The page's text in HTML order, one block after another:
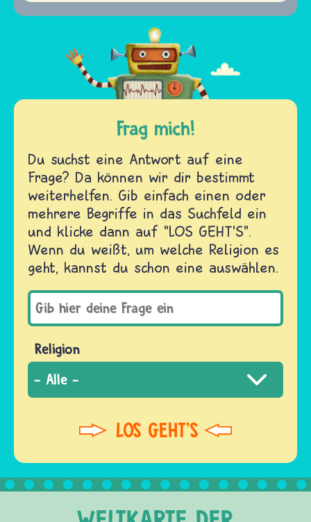
Frag mich!
Du suchst eine Antwort auf eine
Frage? Da können wir dir bestimmt
weiterhelfen. Gib einfach einen oder
mehrere Begriffe in das Suchfeld ein
und klicke dann auf "LOS GEHT'S".
Wenn du weißt, um welche Religion es
geht, kannst du schon eine auswählen.
Religion